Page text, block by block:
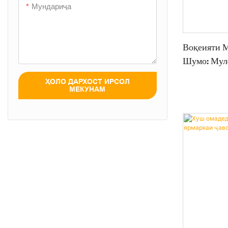
Мундариҷа
ҲОЛО ДАРХОСТ ИРСОЛ
МЕКУНАМ
Воқеияти
Шумо: